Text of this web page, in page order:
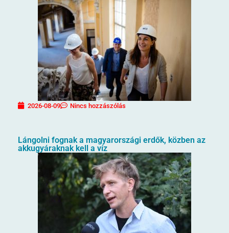
2026-08-09 Nincs hozzászólás
Lángolni fognak a magyarországi erdők, közben az
akkugyáraknak kell a víz